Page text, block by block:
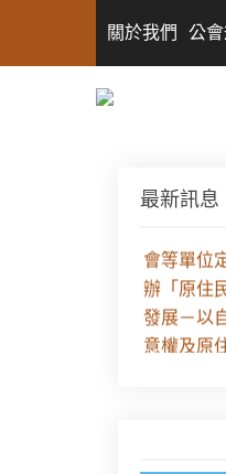
關於我們 公
最新訊息
會等單位
辦「原住
發展－以
意權及原